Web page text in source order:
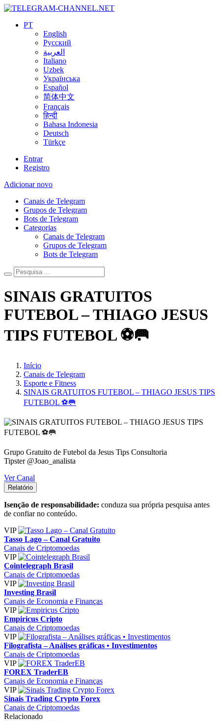
PT
English
Русский
العربية
Italiano
Uzbek
Українська
Español
简体中文
Français
हिन्दी
Bahasa Indonesia
Deutsch
Türkçe
Entrar
Registro
Adicionar novo
Canais de Telegram
Grupos de Telegram
Bots de Telegram
Categorias
Canais de Telegram
Grupos de Telegram
Bots de Telegram
SINAIS GRATUITOS
FUTEBOL – THIAGO JESUS
TIPS FUTEBOL ⚽️🥅
Início
Canais de Telegram
Esporte e Fitness
SINAIS GRATUITOS FUTEBOL – THIAGO JESUS TIPS
FUTEBOL ⚽️🥅
Grupo Gratuito de Futebol da Jesus Tips Consultoria
Tipster @Joao_analista
Ver Canal
Relatório
Isenção de responsabilidade: conduza sua própria pesquisa antes
de confiar no conteúdo.
VIP
Tasso Lago – Canal Gratuito
Canais de Criptomoedas
VIP
Cointelegraph Brasil
Canais de Criptomoedas
VIP
Investing Brasil
Canais de Economia e Finanças
VIP
Empiricus Cripto
Canais de Criptomoedas
VIP
Filografista – Análises gráficas • Investimentos
Canais de Criptomoedas
VIP
FOREX TraderEB
Canais de Economia e Finanças
VIP
Sinais Trading Crypto Forex
Canais de Criptomoedas
Relacionado